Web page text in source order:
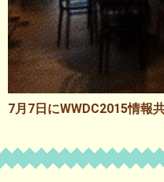
7月7日にWWDC2015情報